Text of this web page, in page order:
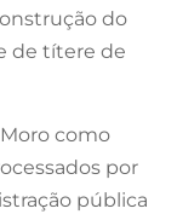
do
de títere de
como
por
pública